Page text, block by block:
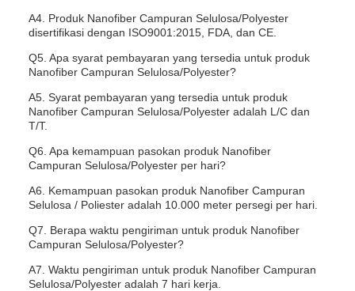
A4. Produk Nanofiber Campuran Selulosa/Polyester
disertifikasi dengan ISO9001:2015, FDA, dan CE.
Q5. Apa syarat pembayaran yang tersedia untuk produk
Nanofiber Campuran Selulosa/Polyester?
A5. Syarat pembayaran yang tersedia untuk produk
Nanofiber Campuran Selulosa/Polyester adalah L/C dan
T/T.
Q6. Apa kemampuan pasokan produk Nanofiber
Campuran Selulosa/Polyester per hari?
A6. Kemampuan pasokan produk Nanofiber Campuran
Selulosa / Poliester adalah 10.000 meter persegi per hari.
Q7. Berapa waktu pengiriman untuk produk Nanofiber
Campuran Selulosa/Polyester?
A7. Waktu pengiriman untuk produk Nanofiber Campuran
Selulosa/Polyester adalah 7 hari kerja.